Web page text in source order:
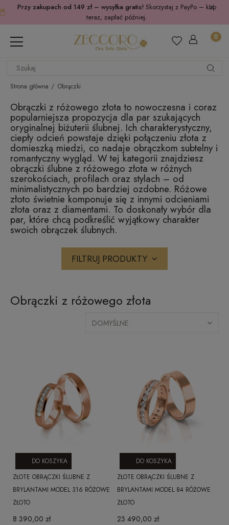
Przy zakupach od 149 zł – wysyłka gratis! Skorzystaj z PayPo – kup
teraz, zapłać później.
Strona główna Obrączki
Obrączki z różowego złota to nowoczesna i coraz
popularniejsza propozycja dla par szukających
oryginalnej biżuterii ślubnej. Ich charakterystyczny,
ciepły odcień powstaje dzięki połączeniu złota z
domieszką miedzi, co nadaje obrączkom subtelny i
romantyczny wygląd. W tej kategorii znajdziesz
obrączki ślubne z różowego złota w różnych
szerokościach, profilach oraz stylach – od
minimalistycznych po bardziej ozdobne. Różowe
złoto świetnie komponuje się z innymi odcieniami
złota oraz z diamentami. To doskonały wybór dla
par, które chcą podkreślić wyjątkowy charakter
swoich obrączek ślubnych.
FILTRUJ PRODUKTY
Obrączki z różowego złota
ZŁOTE OBRĄCZKI ŚLUBNE Z
BRYLANTAMI MODEL 316 RÓŻOWE
ZŁOTO
8 390,00 zł
DO KOSZYKA
ZŁOTE OBRĄCZKI ŚLUBNE Z
BRYLANTAMI MODEL 84 RÓŻOWE
ZŁOTO
23 490,00 zł
DO KOSZYKA